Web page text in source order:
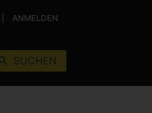
ANMELDEN
SUCHEN